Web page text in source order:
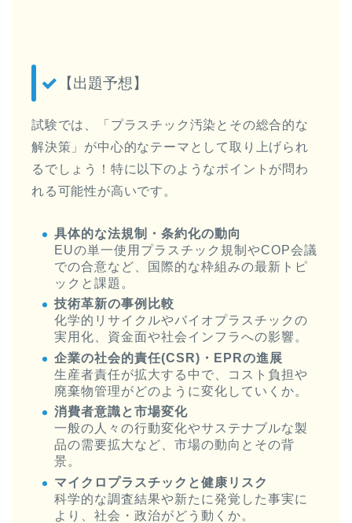
【出題予想】
試験では、「プラスチック汚染とその総合的な
解決策」が中心的なテーマとして取り上げられ
るでしょう！特に以下のようなポイントが問わ
れる可能性が高いです。
具体的な法規制・条約化の動向
EUの単一使用プラスチック規制やCOP会議
での合意など、国際的な枠組みの最新トピ
ックと課題。
技術革新の事例比較
化学的リサイクルやバイオプラスチックの
実用化、資金面や社会インフラへの影響。
企業の社会的責任(CSR)・EPRの進展
生産者責任が拡大する中で、コスト負担や
廃棄物管理がどのように変化していくか。
消費者意識と市場変化
一般の人々の行動変化やサステナブルな製
品の需要拡大など、市場の動向とその背
景。
マイクロプラスチックと健康リスク
科学的な調査結果や新たに発覚した事実に
より、社会・政治がどう動くか。